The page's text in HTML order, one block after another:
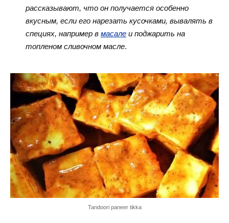
рассказывают, что он получается особенно
вкусным, если его нарезать кусочками, вывалять в
специях, например в масале и поджарить на
топленом сливочном масле.
Tandoori paneer tikka